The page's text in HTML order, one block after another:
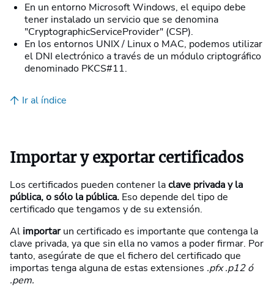
En un entorno Microsoft Windows, el equipo debe
tener instalado un servicio que se denomina
"CryptographicServiceProvider" (CSP).
En los entornos UNIX / Linux o MAC, podemos utilizar
el DNI electrónico a través de un módulo criptográfico
denominado PKCS#11.
Ir al índice
Importar y exportar certificados
Los certificados pueden contener laclave privada y la
pública, o sólo la pública. Eso depende del tipo de
certificado que tengamos y de su extensión.
Al importarun certificado es importante que contenga la
clave privada, ya que sin ella no vamos a poder firmar. Por
tanto, asegúrate de que el fichero del certificado que
importas tenga alguna de estas extensiones .pfx .p12 ó
.pem.